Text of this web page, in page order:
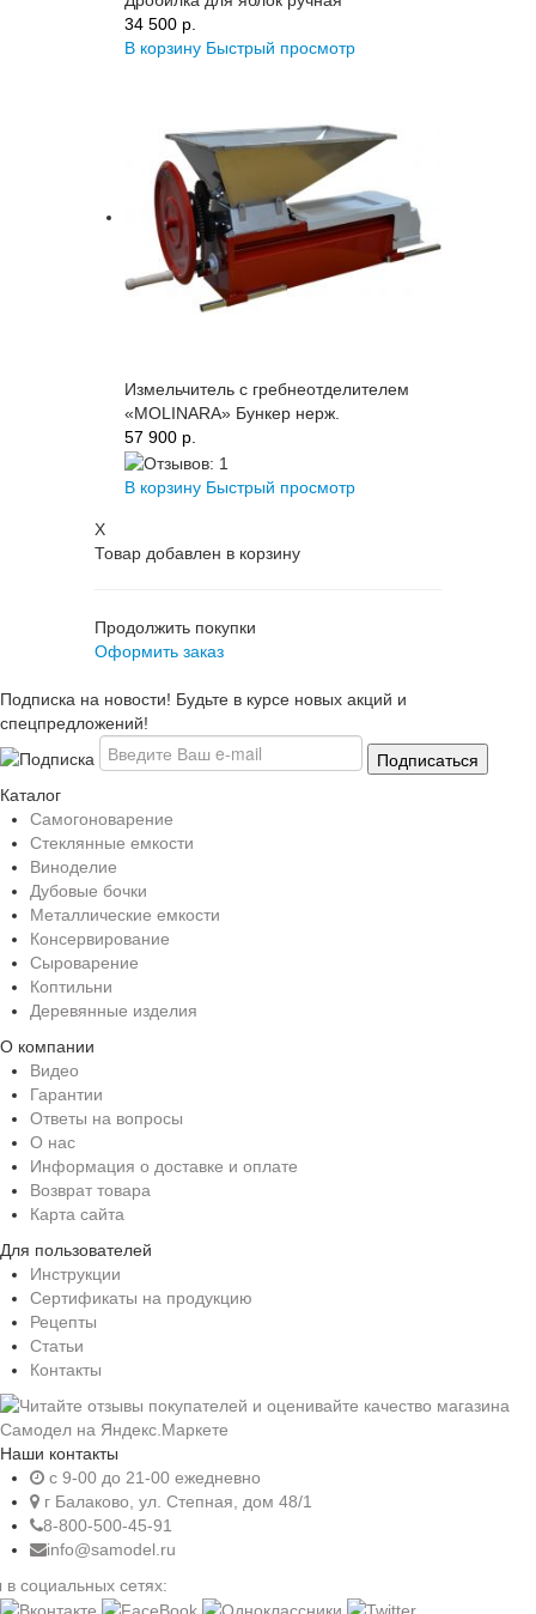
34 500 p.
В корзину Быстрый просмотр
Измельчитель с гребнеотделителем
«MOLINARA» Бункер нерж.
57 900 p.
В корзину Быстрый просмотр
X
Товар добавлен в корзину
Продолжить покупки
Оформить заказ
Подписка на новости! Будьте в курсе новых акций и
спецпредложений!
Каталог
Самогоноварение
Стеклянные емкости
Виноделие
Дубовые бочки
Металлические емкости
Консервирование
Сыроварение
Коптильни
Деревянные изделия
О компании
Видео
Гарантии
Ответы на вопросы
О нас
Информация о доставке и оплате
Возврат товара
Карта сайта
Для пользователей
Инструкции
Сертификаты на продукцию
Рецепты
Статьи
Контакты
Наши контакты
c 9-00 до 21-00 ежедневно
г Балаково, ул. Степная, дом 48/1
8-800-500-45-91
info@samodel.ru
социальных сетях: